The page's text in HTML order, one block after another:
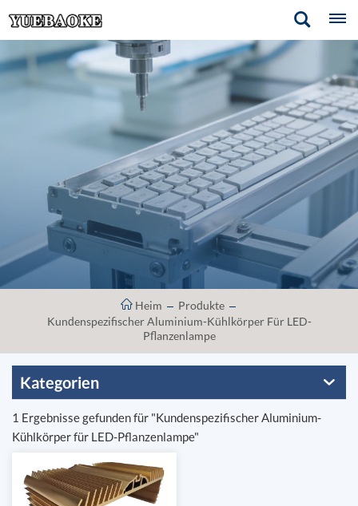
Heim
Produkte
Kundenspezifischer Aluminium-Kühlkörper Für LED-
Pflanzenlampe
Kategorien
1 Ergebnisse gefunden für "Kundenspezifischer Aluminium-
Kühlkörper für LED-Pflanzenlampe"